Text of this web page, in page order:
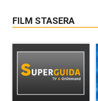
FILM STASERA